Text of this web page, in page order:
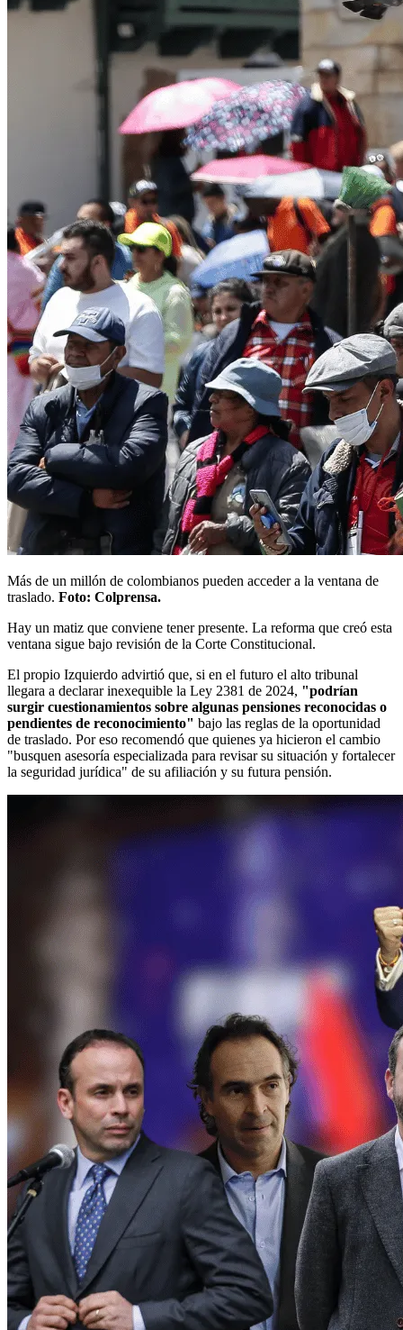
Más de un millón de colombianos pueden acceder a la ventana de
traslado. Foto: Colprensa.
Hay un matiz que conviene tener presente. La reforma que creó esta
ventana sigue bajo revisión de la Corte Constitucional.
El propio Izquierdo advirtió que, si en el futuro el alto tribunal
llegara a declarar inexequible la Ley 2381 de 2024, "podrían
surgir cuestionamientos sobre algunas pensiones reconocidas o
pendientes de reconocimiento" bajo las reglas de la oportunidad
de traslado. Por eso recomendó que quienes ya hicieron el cambio
"busquen asesoría especializada para revisar su situación y fortalecer
la seguridad jurídica" de su afiliación y su futura pensión.